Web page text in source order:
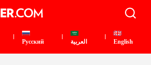
English العربية Pусский